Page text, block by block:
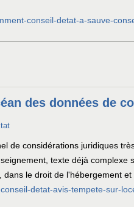
conseil-detat-a-sauve-
des données de
de considérations juridiques
texte déjà
le droit de l'hébergement
detat-avis-tempete-sur-